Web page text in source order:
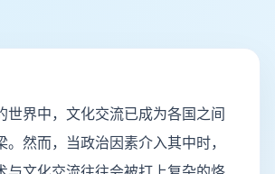
世界中，文化交流已成为各国之间
。然而，当政治因素介入其中时，